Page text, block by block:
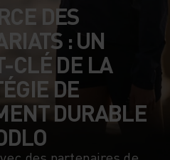
DES
: UN
CLÉ DE LA
DE
DURABLE